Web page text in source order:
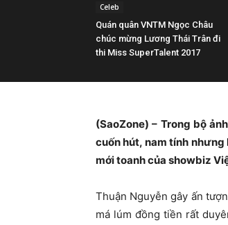
Celeb
Quán quân VNTM Ngọc Châu
chúc mừng Lương Thái Trân đi
thi Miss SuperTalent 2017
(SaoZone) – Trong bộ
cuốn hút, nam tính nhưng
mới toanh của showbiz
Thuận Nguyễn gây ấn
má lúm đồng tiền rất